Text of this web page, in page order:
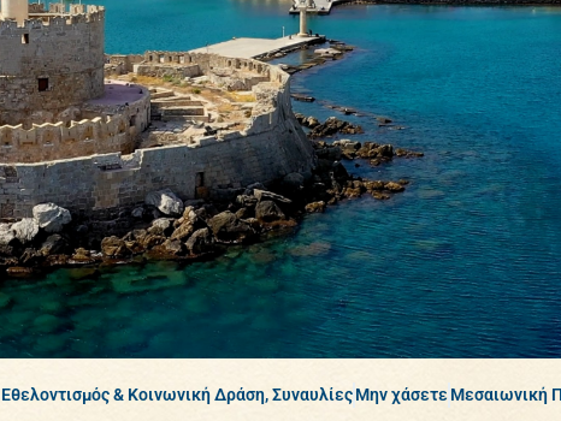
Εθελοντισμός & Κοινωνική Δράση,ΣυναυλίεςΜην χάσετε Μεσαιωνική